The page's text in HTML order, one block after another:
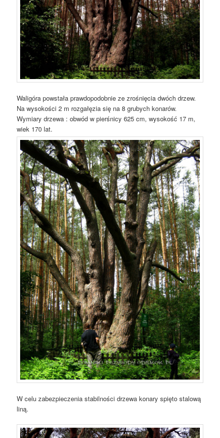
Waligóra powstała prawdopodobnie ze zrośnięcia dwóch drzew.
Na wysokości 2 m rozgałęzia się na 8 grubych konarów.
Wymiary drzewa : obwód w pierśnicy 625 cm, wysokość 17 m,
wiek 170 lat.
W celu zabezpieczenia stabilności drzewa konary spięto stalową
liną.